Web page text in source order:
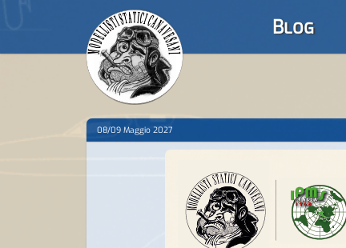
Blog
08/09 Maggio 2027